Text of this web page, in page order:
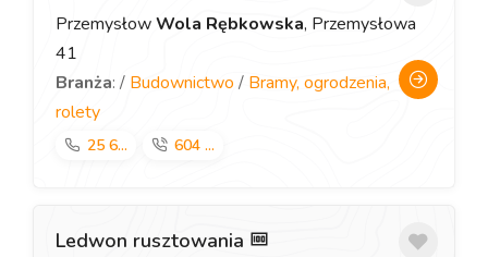
PrzemysłowWola Rębkowska, Przemysłowa
41
Branża: / Budownictwo / Bramy, ogrodzenia,
rolety
25 6... 604 ...
Ledwon rusztowania